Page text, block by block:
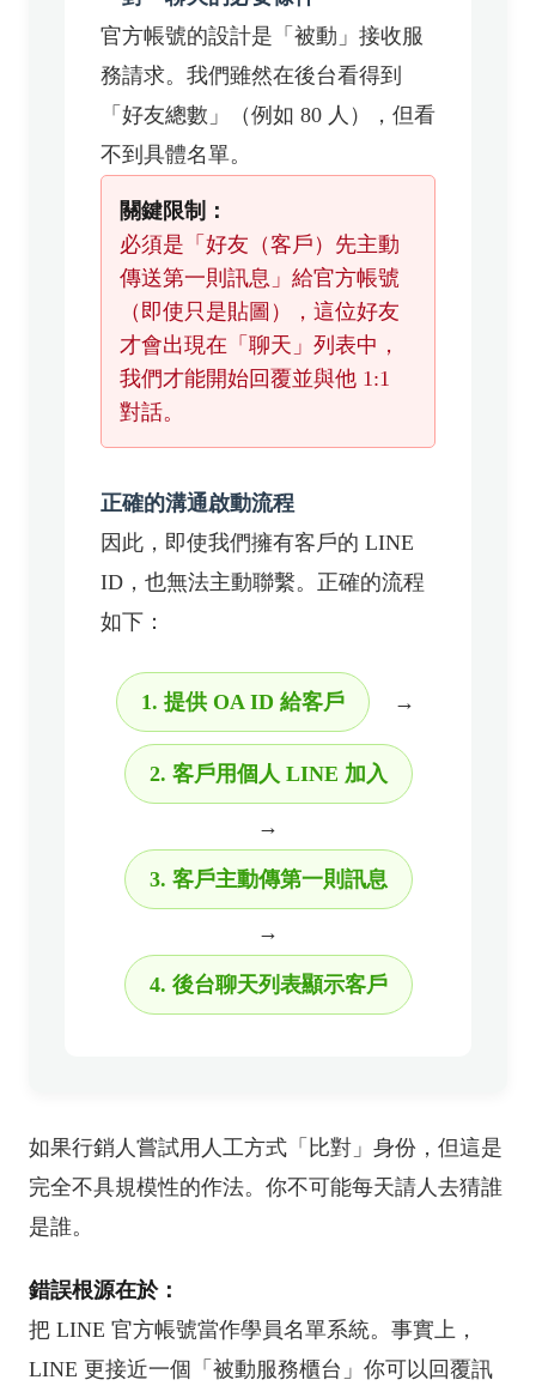
官方帳號的設計是「被動」接收服
務請求。我們雖然在後台看得到
「好友總數」（例如 80 人），但看
不到具體名單。
關鍵限制：
必須是「好友（客戶）先主動
傳送第一則訊息」給官方帳號
（即使只是貼圖），這位好友
才會出現在「聊天」列表中，
我們才能開始回覆並與他 1:1
對話。
正確的溝通啟動流程
因此，即使我們擁有客戶的 LINE
ID，也無法主動聯繫。正確的流程
如下：
1. 提供 OA ID 給客戶 →
2. 客戶用個人 LINE 加入
→
3. 客戶主動傳第一則訊息
→
4. 後台聊天列表顯示客戶
如果行銷人嘗試用人工方式「比對」身份，但這是
完全不具規模性的作法。你不可能每天請人去猜誰
是誰。
錯誤根源在於：
把 LINE 官方帳號當作學員名單系統。事實上，
LINE 更接近一個「被動服務櫃台」你可以回覆訊